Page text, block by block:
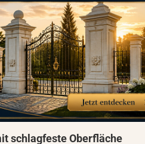
schlagfeste Oberfläche